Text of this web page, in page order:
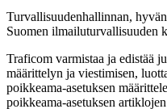
Turvallisuudenhallinnan,
Suomen ilmailuturvallisuuden
Traficom varmistaa ja edistää
määrit­telyn ja viestimisen,
poikkeama-asetuksen
poikkeama-asetuksen